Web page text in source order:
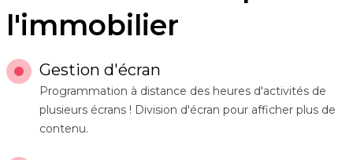
l'immobilier
Gestion d'écran
Programmation à distance des heures d'activités de
plusieurs écrans ! Division d'écran pour afficher plus de
contenu.